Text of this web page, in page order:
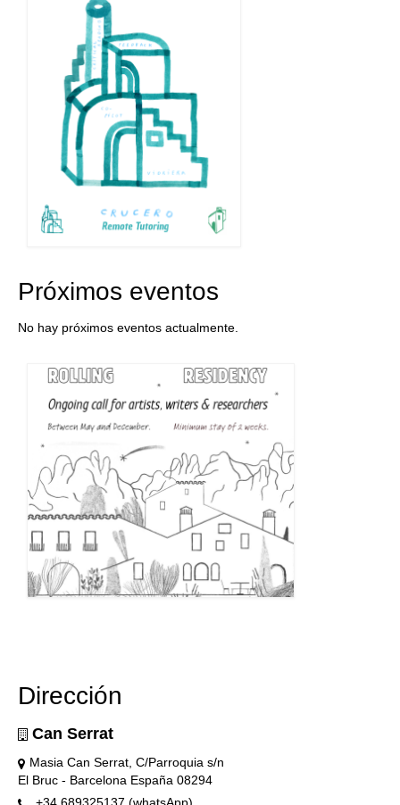
Próximos eventos
No hay próximos eventos actualmente.
Dirección
Can Serrat
Masia Can Serrat, C/Parroquia s/n
El Bruc - Barcelona España 08294